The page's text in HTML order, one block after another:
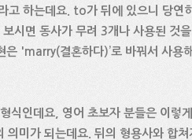
고 하는데요. to가 뒤에 있으니 당
시면 동사가 무려 3개나 사용된 것
은 'marry(결혼하다)’로 바꿔서 사용
식인데요, 영어 초보자 분들은 이
미가 되는데요. 뒤의 형용사와 합